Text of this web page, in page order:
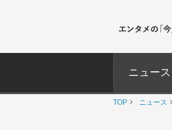
ニュース
TOP ニュース